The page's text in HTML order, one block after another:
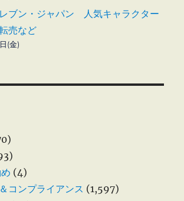
ブン・ジャパン 人気キャラクター
売など
(金)
(4)
コンプライアンス (1,597)